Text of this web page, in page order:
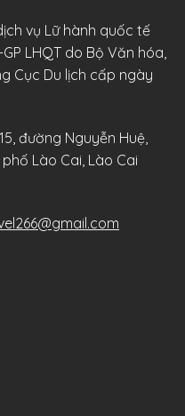
vụ Lữ hành quốc tế
LHQT do Bộ Văn hóa,
Cục Du lịch cấp ngày
đường Nguyễn Huệ,
Lào Cai, Lào Cai